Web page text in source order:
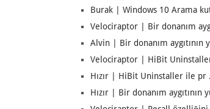
Burak | Windows 10 Arama
Velociraptor | Bir donanım
Alvin | Bir donanım aygıtının
Velociraptor | HiBit
Hızır | HiBit Uninstaller ile pr
Hızır | Bir donanım aygıtının